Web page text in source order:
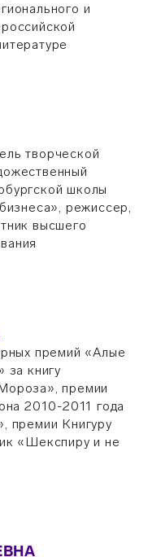
и
творческой
школы
режиссер,
высшего
премий «Алые
за книгу
премии
2010-2011 года
премии Книгуру
«Шекспиру и не